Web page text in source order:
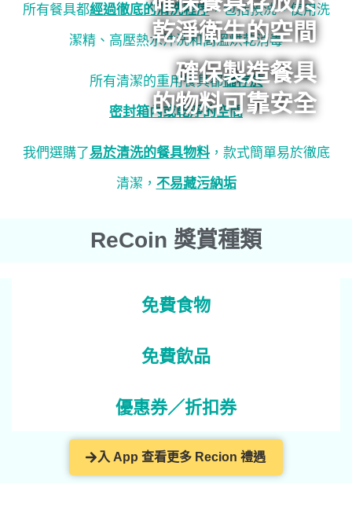
所有餐具都經過徹底的清洗程序，包括預洗、使用洗
潔精、高壓熱水沖洗和高溫烘乾消毒
乾淨衛生的空間
所有清潔的重用餐具都儲存於
密封箱內或乾淨的空間
確保製造餐具
的物料可靠安全
我們選購了易於清洗的餐具物料，款式簡單易於徹底
清潔， 不易藏污納垢
ReCoin 獎賞種類
免費食物
免費飲品
優惠券／折扣券
入 App 查看更多 Recion 禮遇